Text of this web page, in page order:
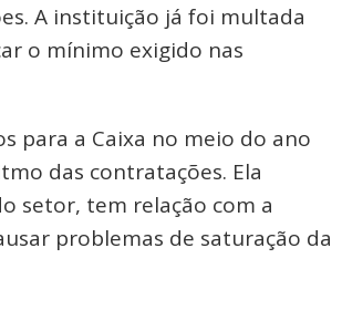
A instituição já foi multada
o mínimo exigido nas
para a Caixa no meio do ano
das contratações. Ela
setor, tem relação com a
problemas de saturação da